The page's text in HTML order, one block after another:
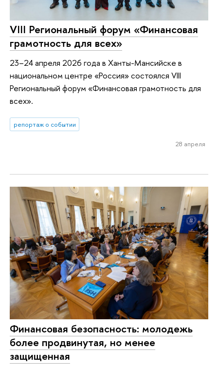
VIII Региональный форум «Финансовая
грамотность для всех»
23–24 апреля 2026 года в Ханты-Мансийске в
национальном центре «Россия» состоялся VIII
Региональный форум «Финансовая грамотность для
всех».
репортаж о событии
28 апреля
Финансовая безопасность: молодежь
более продвинутая, но менее
защищенная